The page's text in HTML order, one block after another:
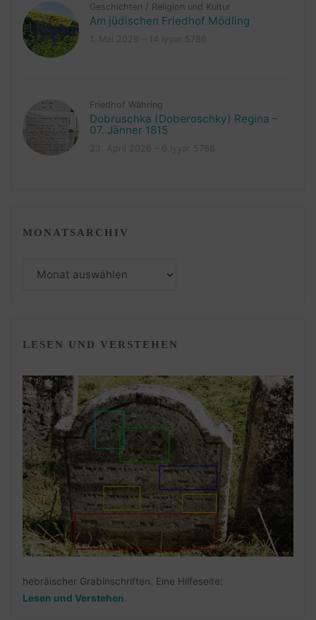
Geschichten / Religion und Kultur
Am jüdischen Friedhof Mödling
Friedhof Währing
Dobruschka (Doberoschky) Regina –
07. Jänner 1815
MONATSARCHIV
LESEN UND VERSTEHEN
hebräischer Grabinschriften. Eine Hilfeseite:
Lesen und Verstehen